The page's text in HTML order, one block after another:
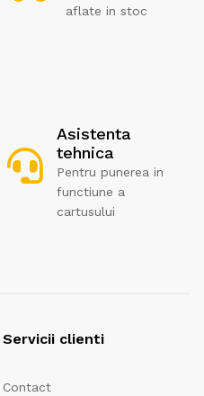
aflate in stoc
Asistenta
tehnica
Pentru punerea in
functiune a
cartusului
Servicii clienti
Contact